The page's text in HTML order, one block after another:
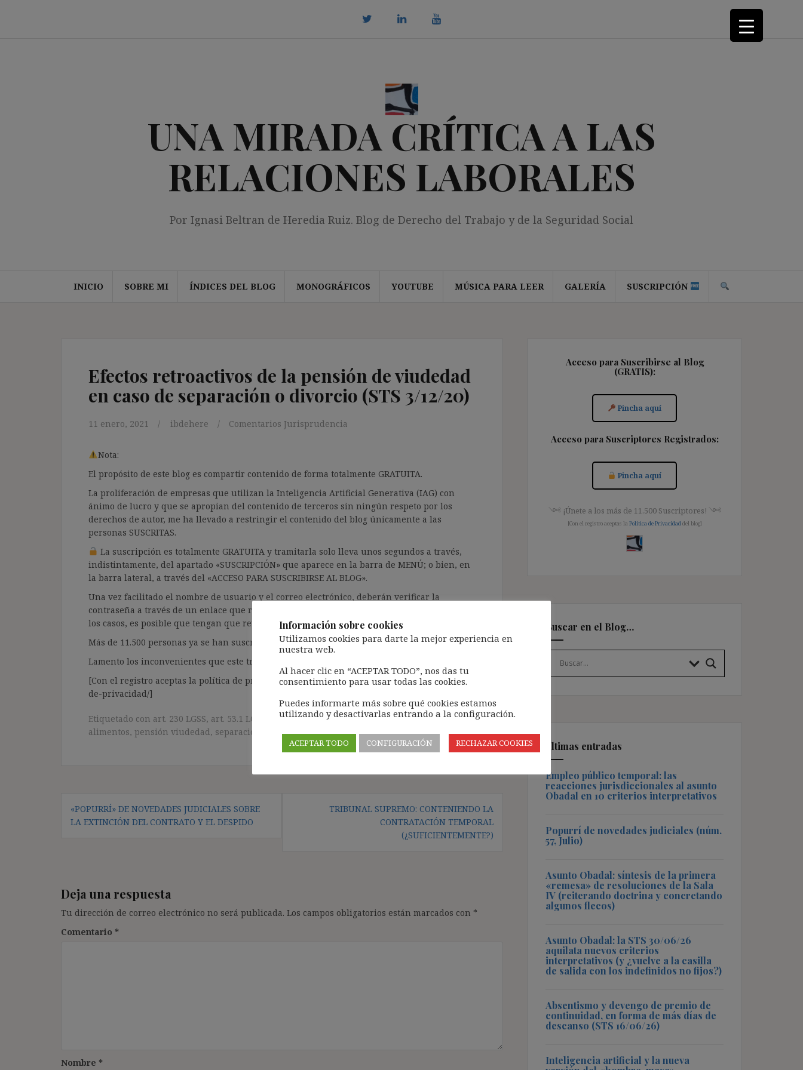
UNA MIRADA CRÍTICA A LAS
RELACIONES LABORALES
Por Ignasi Beltran de Heredia Ruiz. Blog de Derecho del Trabajo y de la Seguridad Social
INICIO SOBRE MI ÍNDICES DEL BLOG MONOGRÁFICOS YOUTUBE MÚSICA PARA LEER GALERÍA SUSCRIPCIÓN
Efectos retroactivos de la pensión de viudedad
en caso de separación o divorcio (STS 3/12/20)
11 enero, 2021 ibdehere Comentarios Jurisprudencia
Nota:
El propósito de este blog es compartir contenido de forma totalmente GRATUITA.
La proliferación de empresas que utilizan la Inteligencia Artificial Generativa (IAG) con
ánimo de lucro y que se apropian del contenido de terceros sin ningún respeto por los
derechos de autor, me ha llevado a restringir el contenido del blog únicamente a las
personas SUSCRITAS.
La suscripción es totalmente GRATUITA y tramitarla solo lleva unos segundos a través,
indistintamente, del apartado «SUSCRIPCIÓN» que aparece en la barra de MENÚ; o bien, en
la barra lateral, a través del «ACCESO PARA SUSCRIBIRSE AL BLOG».
Una vez facilitado el nombre de usuario y el correo electrónico, deberán verificar la
contraseña a través de un enlace que recibirán en el correo electrónico registrado (según
los casos, es posible que tengan que revisar la bandeja de «Spam»).
Más de 11.500 personas ya se han suscrito.
Lamento los inconvenientes que este trámite pueda causar.
[Con el registro aceptas la política de privacidad del blog: https://ignasibeltran.com/politica-
de-privacidad/]
Etiquetado con art. 230 LGSS, art. 53.1 LGSS divorcio,pensión compensatoria,pensión de
alimentos, pensión viudedad, separación viudedad
Navegación
de
«POPURRÍ» DE NOVEDADES JUDICIALES SOBRE
LA EXTINCIÓN DEL CONTRATO Y EL DESPIDO
TRIBUNAL SUPREMO: CONTENIENDO LA
CONTRATACIÓN TEMPORAL
(¿SUFICIENTEMENTE?)
Deja una respuesta
Tu dirección de correo electrónico no será publicada. Los campos obligatorios están marcados con *
Comentario *
Nombre *
Acceso para Suscribirse al Blog
(GRATIS):
Pincha aquí
Acceso para Suscriptores Registrados:
Pincha aquí
༺ ¡Únete a los más de 11.500 Suscriptores! ༺
[Con el registro aceptas la Política de Privacidad del blog]
Buscar en el Blog…
Últimas entradas
Empleo público temporal: las
reacciones jurisdiccionales al asunto
Obadal en 10 criterios interpretativos
Popurrí de novedades judiciales (núm.
57, Julio)
Asunto Obadal: síntesis de la primera
«remesa» de resoluciones de la Sala
IV (reiterando doctrina y concretando
algunos flecos)
Asunto Obadal: la STS 30/06/26
aquilata nuevos criterios
interpretativos (y ¿vuelve a la casilla
de salida con los indefinidos no fijos?)
Absentismo y devengo de premio de
continuidad, en forma de más días de
descanso (STS 16/06/26)
Inteligencia artificial y la nueva
Información sobre cookies
Utilizamos cookies para darte la mejor experiencia en
nuestra web.
Al hacer clic en “ACEPTAR TODO”, nos das tu
consentimiento para usar todas las cookies.
Puedes informarte más sobre qué cookies estamos
utilizando y desactivarlas entrando a la configuración.
ACEPTAR TODO CONFIGURACIÓN RECHAZAR COOKIES